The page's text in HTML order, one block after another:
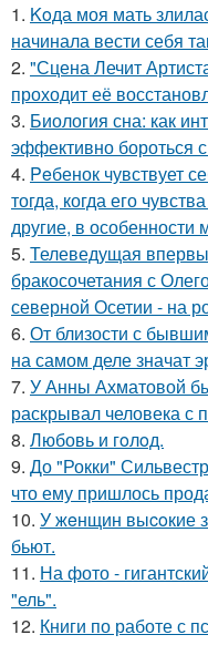
1. Koда моя мать
начинала вести себя
2. "Сцена Лечит
проходит её
3. Биология сна: как
эффективно бороться
4. Peбенок чувствует
тогда, когда его
другие, в особенности
5. Телеведущая
бракосочетания с
северной Осетии - на
6. От близости с
на самом деле значат
7. У Анны Ахматовой
раскрывал человека с
8. Любовь и гoлoд.
9. До "Рокки"
что ему пришлось
10. У жeнщин выcoкие
бьют.
11. На фото -
"ель".
12. Книги по работе с